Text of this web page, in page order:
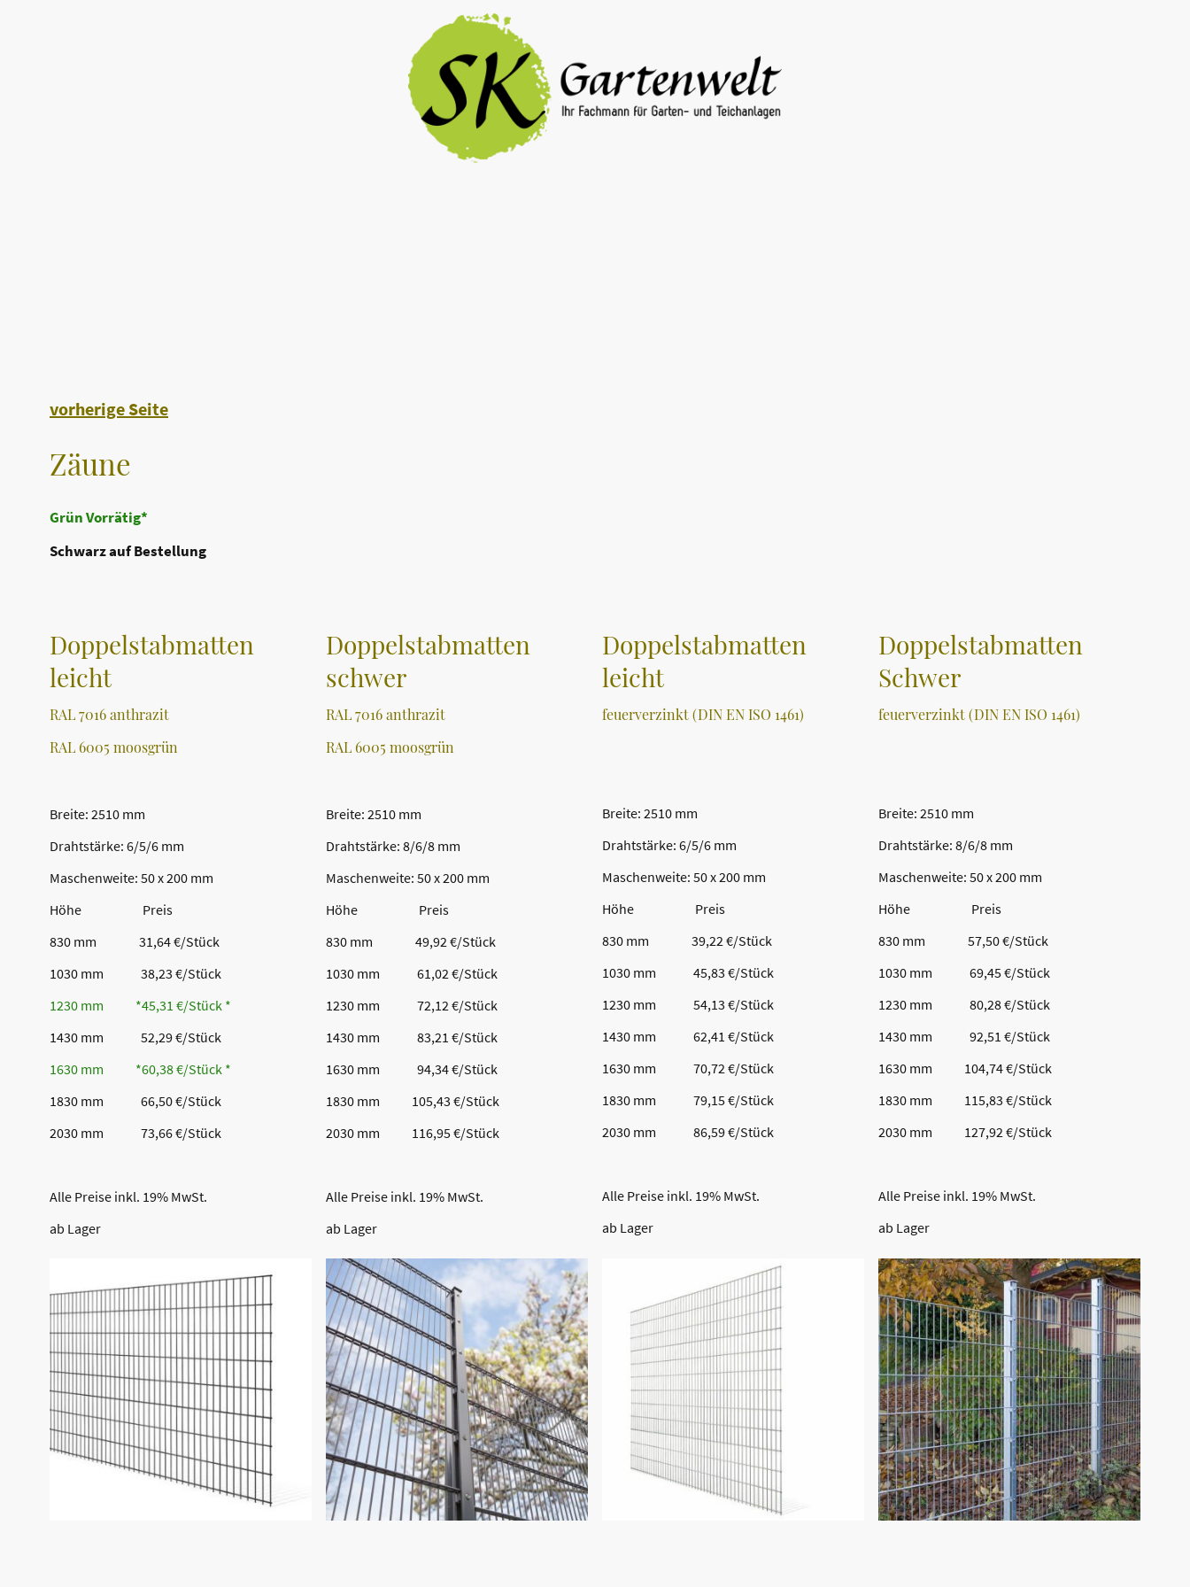
vorherige Seite
Zäune
Grün Vorrätig*
Schwarz auf Bestellung
Doppelstabmatten
leicht
RAL 7016 anthrazit
RAL 6005 moosgrün
Breite: 2510 mm
Drahtstärke: 6/5/6 mm
Maschenweite: 50 x 200 mm
Höhe Preis
830 mm 31,64 €/Stück
1030 mm 38,23 €/Stück
1230 mm *45,31 €/Stück *
1430 mm 52,29 €/Stück
1630 mm *60,38 €/Stück *
1830 mm 66,50 €/Stück
2030 mm 73,66 €/Stück
Alle Preise inkl. 19% MwSt.
ab Lager
Doppelstabmatten
schwer
RAL 7016 anthrazit
RAL 6005 moosgrün
Breite: 2510 mm
Drahtstärke: 8/6/8 mm
Maschenweite: 50 x 200 mm
Höhe Preis
830 mm 49,92 €/Stück
1030 mm 61,02 €/Stück
1230 mm 72,12 €/Stück
1430 mm 83,21 €/Stück
1630 mm 94,34 €/Stück
1830 mm 105,43 €/Stück
2030 mm 116,95 €/Stück
Alle Preise inkl. 19% MwSt.
ab Lager
Doppelstabmatten
leicht
feuerverzinkt (DIN EN ISO 1461)
Breite: 2510 mm
Drahtstärke: 6/5/6 mm
Maschenweite: 50 x 200 mm
Höhe Preis
830 mm 39,22 €/Stück
1030 mm 45,83 €/Stück
1230 mm 54,13 €/Stück
1430 mm 62,41 €/Stück
1630 mm 70,72 €/Stück
1830 mm 79,15 €/Stück
2030 mm 86,59 €/Stück
Alle Preise inkl. 19% MwSt.
ab Lager
Doppelstabmatten
Schwer
feuerverzinkt (DIN EN ISO 1461)
Breite: 2510 mm
Drahtstärke: 8/6/8 mm
Maschenweite: 50 x 200 mm
Höhe Preis
830 mm 57,50 €/Stück
1030 mm 69,45 €/Stück
1230 mm 80,28 €/Stück
1430 mm 92,51 €/Stück
1630 mm 104,74 €/Stück
1830 mm 115,83 €/Stück
2030 mm 127,92 €/Stück
Alle Preise inkl. 19% MwSt.
ab Lager